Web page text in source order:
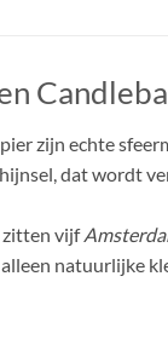
zijn echte
dat wordt
zitten vijf
natuurlijke